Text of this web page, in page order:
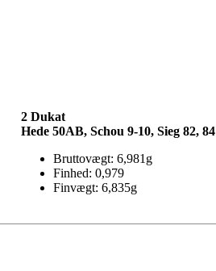
2 Dukat
Hede 50AB, Schou 9-10, Sieg 82, 84
Bruttovægt: 6,981g
Finhed: 0,979
Finvægt: 6,835g